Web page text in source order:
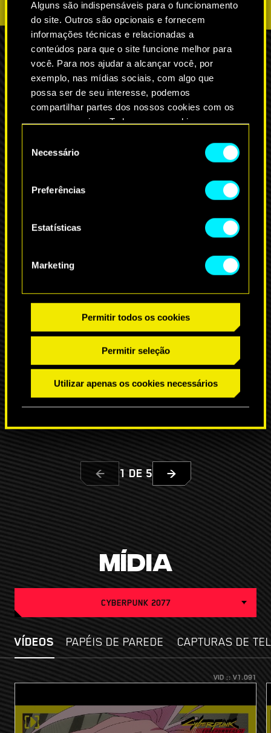
Alguns são indispensáveis para o funcionamento
do site. Outros são opcionais e fornecem
informações técnicas e relacionadas a
conteúdos para que o site funcione melhor para
você. Para nos ajudar a alcançar você, por
exemplo, nas mídias sociais, com algo que
possa ser de seu interesse, podemos
compartilhar partes dos nossos cookies com os
nossos parceiros. Todos esses cookies
entanto.
Você encontrará todos os detalhes sobre o uso
de cookies e poderá ajustar as suas preferências
Necessário
Preferências
Estatísticas
Marketing
Permitir todos os cookies
Permitir seleção
Utilizar apenas os cookies necessários
MAIS PROCURADOS DE NIGHT CITY
PERSONAGENS
Nascimento:
Antes conhecido como "King",
antiga glória.
WEAK
1 DE5
MÍDIA
CYBERPUNK 2077
VÍDEOS PAPÉIS DE PAREDE CAPTURAS DE